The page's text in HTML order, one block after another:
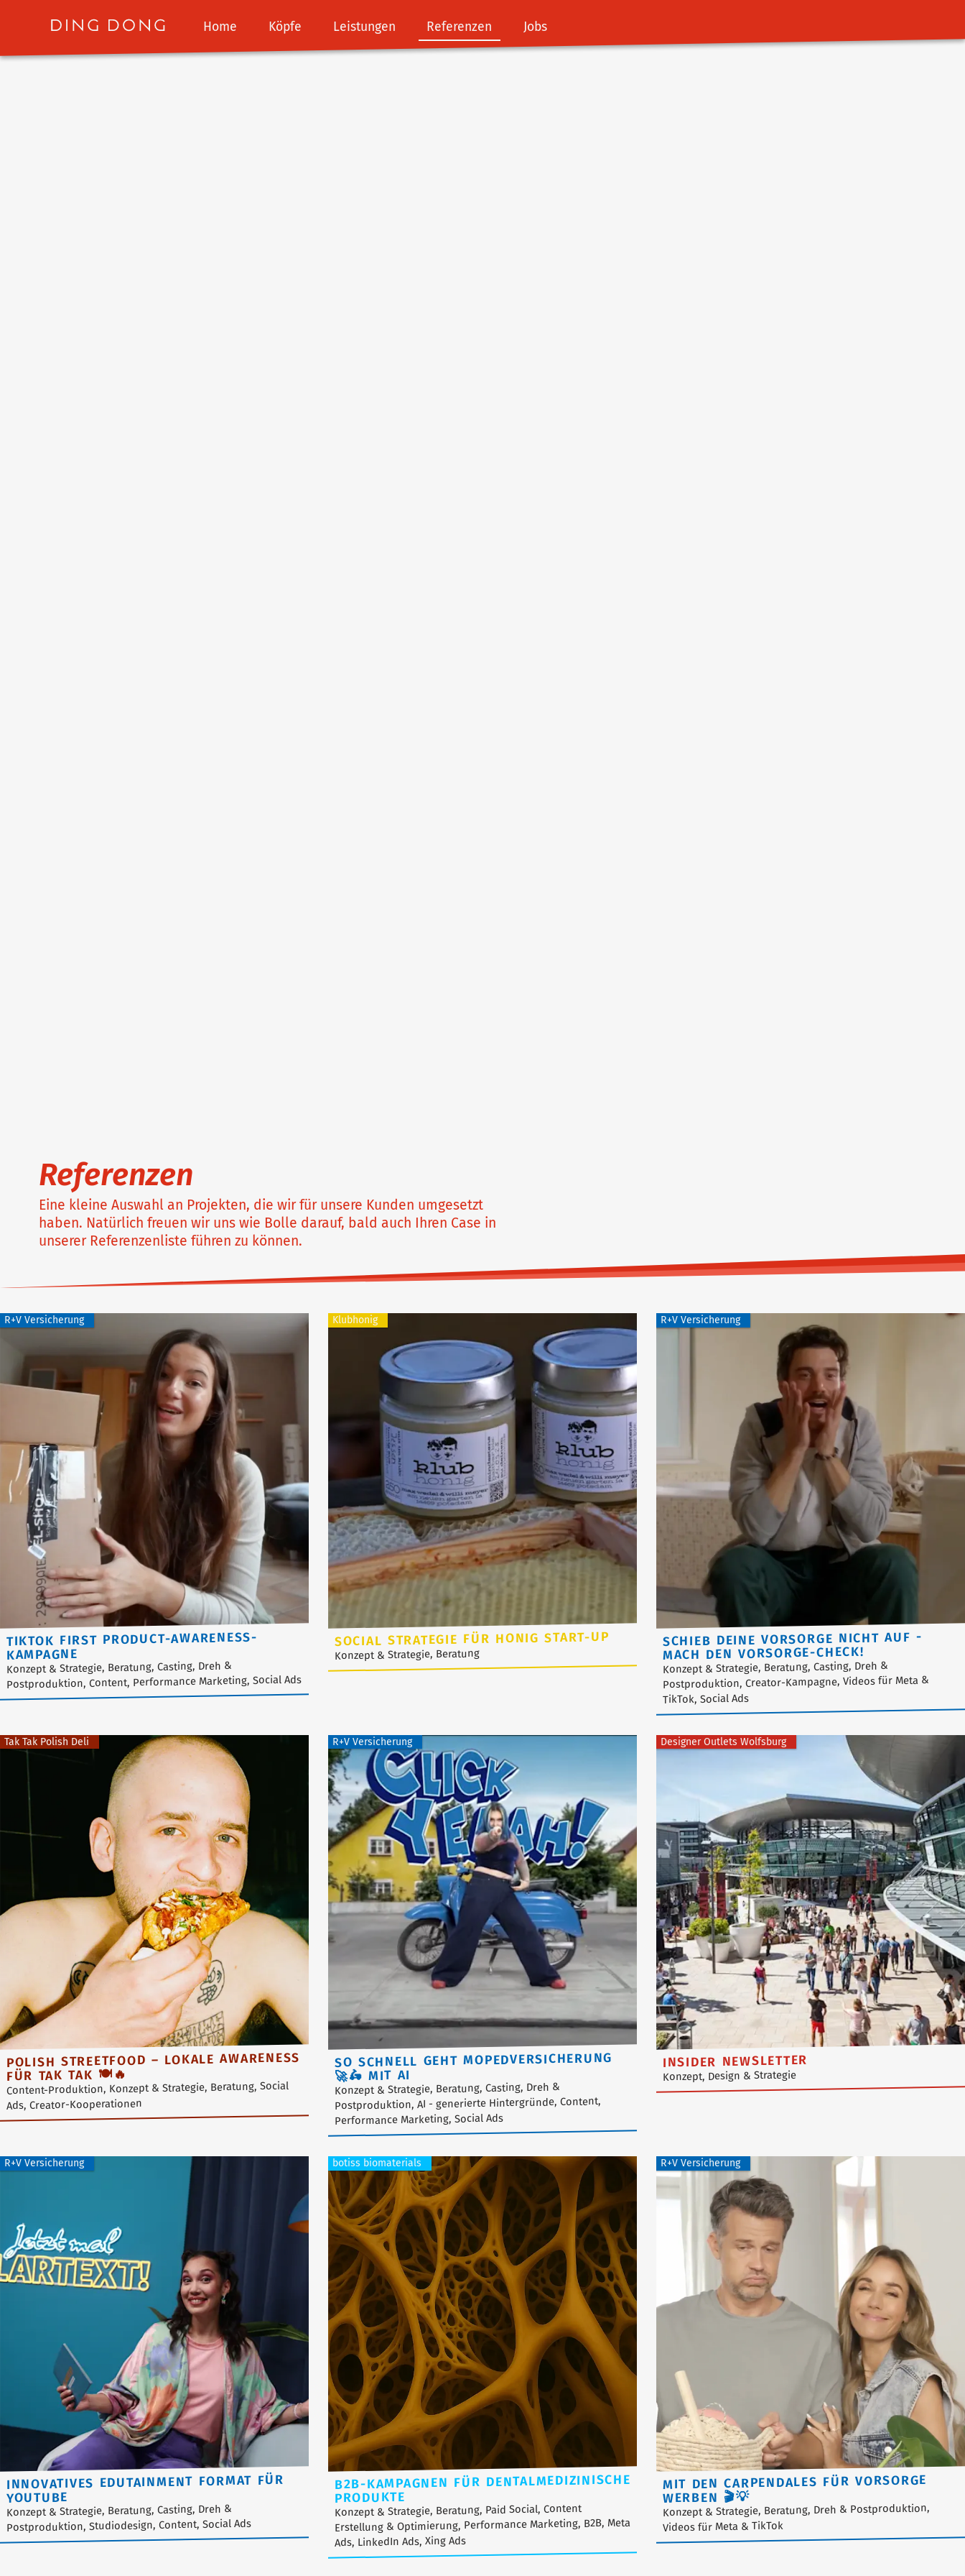
Home Köpfe Leistungen Referenzen Jobs
Referenzen
Eine kleine Auswahl an Projekten, die wir für unsere Kunden umgesetzt
haben. Natürlich freuen wir uns wie Bolle darauf, bald auch Ihren Case in
unserer Referenzenliste führen zu können.
R+V Versicherung
TIKTOK FIRST PRODUCT-AWARENESS-
KAMPAGNE
Konzept & Strategie, Beratung, Casting, Dreh &
Postproduktion, Content, Performance Marketing, Social Ads
Klubhonig
SOCIAL STRATEGIE FÜR HONIG START-UP
Konzept & Strategie, Beratung
R+V Versicherung
SCHIEB DEINE VORSORGE NICHT AUF -
MACH DEN VORSORGE-CHECK!
Konzept & Strategie, Beratung, Casting, Dreh &
Postproduktion, Creator-Kampagne, Videos für Meta &
TikTok, Social Ads
Tak Tak Polish Deli
POLISH STREETFOOD – LOKALE AWARENESS
FÜR TAK TAK 🍽️🔥
Content-Produktion, Konzept & Strategie, Beratung, Social
Ads, Creator-Kooperationen
R+V Versicherung
SO SCHNELL GEHT MOPEDVERSICHERUNG
🚀🛵 MIT AI
Konzept & Strategie, Beratung, Casting, Dreh &
Postproduktion, AI - generierte Hintergründe, Content,
Performance Marketing, Social Ads
Designer Outlets Wolfsburg
INSIDER NEWSLETTER
Konzept, Design & Strategie
R+V Versicherung
INNOVATIVES EDUTAINMENT FORMAT FÜR
YOUTUBE
Konzept & Strategie, Beratung, Casting, Dreh &
Postproduktion, Studiodesign, Content, Social Ads
botiss biomaterials
B2B-KAMPAGNEN FÜR DENTALMEDIZINISCHE
PRODUKTE
Konzept & Strategie, Beratung, Paid Social, Content
Erstellung & Optimierung, Performance Marketing, B2B, Meta
Ads, LinkedIn Ads, Xing Ads
R+V Versicherung
MIT DEN CARPENDALES FÜR VORSORGE
WERBEN 🎬💡
Konzept & Strategie, Beratung, Dreh & Postproduktion,
Videos für Meta & TikTok